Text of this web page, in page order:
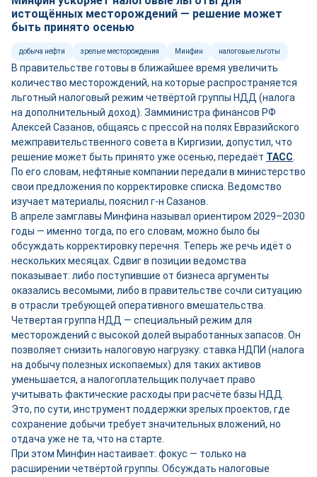
истощённых месторождений — решение может
быть принято осенью
добыча нефти зрелые месторождения Минфин налоговые льготы
В правительстве готовы в ближайшее время увеличить
количество месторождений, на которые распространяется
льготный налоговый режим четвёртой группы НДД (налога
на дополнительный доход). Замминистра финансов РФ
Алексей Сазанов, общаясь с прессой на полях Евразийского
межправительственного совета в Киргизии, допустил, что
решение может быть принято уже осенью, передаёт ТАСС
По его словам, нефтяные компании передали в министерство
свои предложения по корректировке списка. Ведомство
изучает материалы, пояснил г-н Сазанов.
В апреле замглавы Минфина называл ориентиром 2029–2030
годы — именно тогда, по его словам, можно было бы
обсуждать корректировку перечня. Теперь же речь идёт о
нескольких месяцах. Сдвиг в позиции ведомства
показывает: либо поступившие от бизнеса аргументы
оказались весомыми, либо в правительстве сочли ситуацию
в отрасли требующей оперативного вмешательства.
Четвертая группа НДД — специальный режим для
месторождений с высокой долей выработанных запасов. Он
позволяет снизить налоговую нагрузку: ставка НДПИ (налога
на добычу полезных ископаемых) для таких активов
уменьшается, а налогоплательщик получает право
учитывать фактические расходы при расчёте базы НДД.
Это, по сути, инструмент поддержки зрелых проектов, где
сохранение добычи требует значительных вложений, но
отдача уже не та, что на старте.
При этом Минфин настаивает: фокус — только на
расширении четвёртой группы. Обсуждать налоговые